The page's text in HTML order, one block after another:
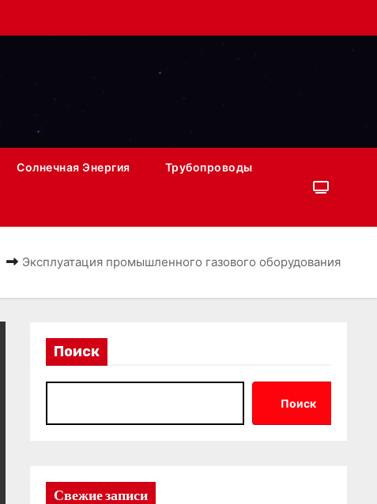
Солнечная Энергия Трубопроводы
Эксплуатация промышленного газового оборудования
Поиск
Поиск
Свежие записи